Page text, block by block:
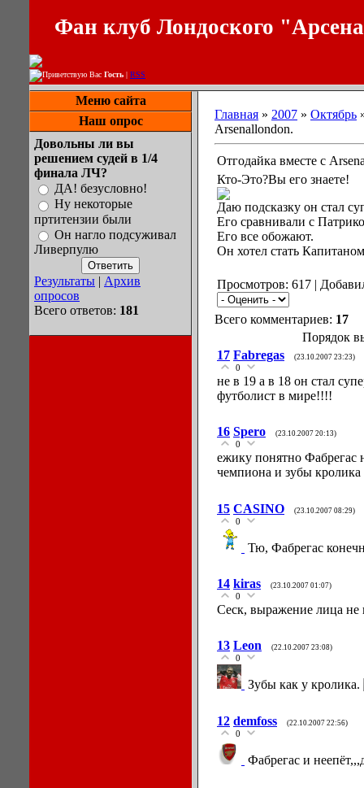
Фан клуб Лондоского
Приветствую Вас Гость | RSS
Меню сайта
Наш опрос
Довольны ли вы
решением судей в 1/4
финала ЛЧ?
ДА! безусловно!
Ну некоторые
пртитензии были
Он нагло подсуживал
Ливерпулю
Результаты | Архив
опросов
Всего ответов: 181
Главная » 2007 » Октябрь
Arsenallondon.
Отгодайка вместе с
Кто-Это?Вы его знаете!
Даю подсказку он стал
Его сравнивали с
Его все обожают.
Он хотел стать Капитаном
Просмотров: 617 |
Всего комментариев: 17
Порядок
17 Fabregas (23.10.2007 23:23)
0
не в 19 а в 18 он стал
футболист в мире!!!!
16 Spero (23.10.2007 20:13)
0
ежику понятно Фабрегас
чемпиона и зубы кролика
15 CASINO (23.10.2007 08:29)
0
Тю, Фабрегас
14 kiras (23.10.2007 01:07)
0
Сеск, выражение лица не
13 Leon (22.10.2007 23:08)
0
Зубы как у кролика.
12 demfoss (22.10.2007 22:56)
0
Фабрегас и